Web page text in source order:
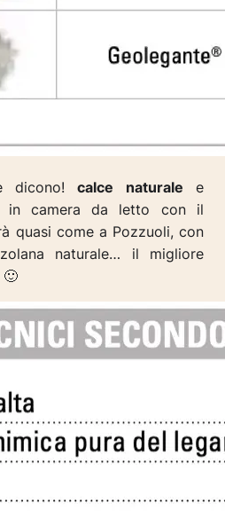
dicono!calce naturale e
in camera da letto con il
quasi come a Pozzuoli, con
naturale… il migliore